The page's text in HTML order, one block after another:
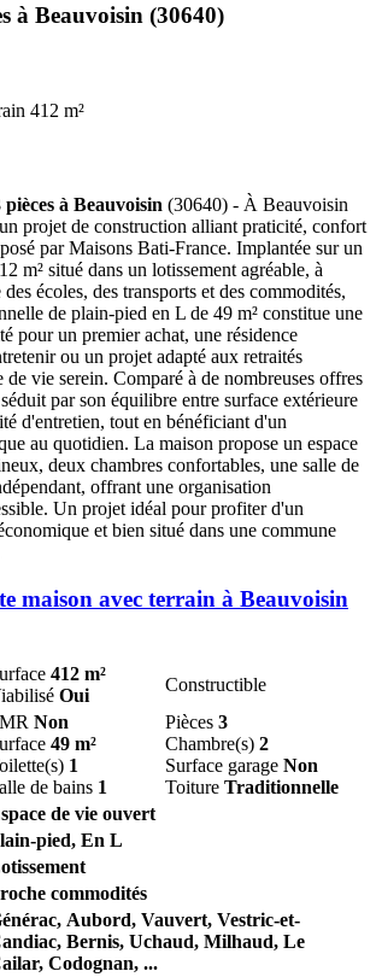
à Beauvoisin (30640)
412 m²
à Beauvoisin (30640) - À Beauvoisin
projet de construction alliant praticité, confort
par Maisons Bati-France. Implantée sur un
m² situé dans un lotissement agréable, à
écoles, des transports et des commodités,
de plain-pied en L de 49 m² constitue une
pour un premier achat, une résidence
ou un projet adapté aux retraités
de vie serein. Comparé à de nombreuses offres
par son équilibre entre surface extérieure
d'entretien, tout en bénéficiant d'un
au quotidien. La maison propose un espace
deux chambres confortables, une salle de
offrant une organisation
Un projet idéal pour profiter d'un
et bien situé dans une commune
maison avec terrain à Beauvoisin
412 m²
Oui
Constructible
Non
49 m²
1
de bains 1
Pièces 3
Chambre(s) 2
Surface garage Non
Toiture Traditionnelle
de vie ouvert
pied, En L
commodités
Aubord, Vauvert, Vestric-et-
Bernis, Uchaud, Milhaud, Le
Codognan, ...